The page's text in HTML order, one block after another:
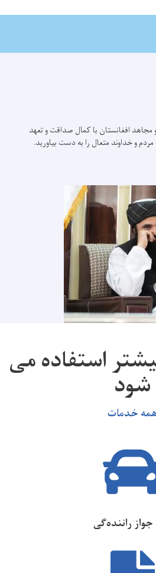
افغانستان با کمال صداقت و تعهد
و خداوند متعال را به دست بیاورید.
استفاده می
شود
همه خدمات
راننده‌گی